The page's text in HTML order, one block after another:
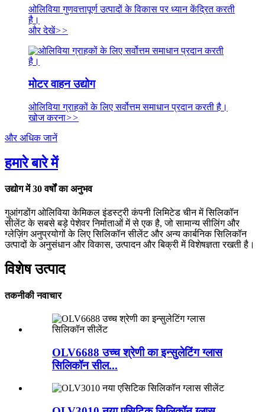
ओलिविया गुणवत्तापूर्ण उत्पादों के विकास पर ध्यान केंद्रित करती
है।
और देखें>>
मोटर वाहन उद्योग
ओलिविया ग्राहकों के लिए सर्वोत्तम समाधान प्रदान करती है।
खोज करना>>
और अधिक जानें
हमारे बारे में
उद्योग में 30 वर्षों का अनुभव
गुआंगडोंग ओलिविया केमिकल इंडस्ट्री कंपनी लिमिटेड चीन में सिलिकॉन
सीलेंट के सबसे बड़े पेशेवर निर्माताओं में से एक है, जो सामान्य सीलिंग और
ग्लेज़िंग अनुप्रयोगों के लिए सिलिकॉन सीलेंट और अन्य कार्बनिक सिलिकॉन
उत्पादों के अनुसंधान और विकास, उत्पादन और बिक्री में विशेषज्ञता रखती है।
विशेष उत्पाद
तकनीकी नवाचार
OLV6688 उच्च श्रेणी का इन्सुलेटिंग ग्लास
सिलिकॉन सील...